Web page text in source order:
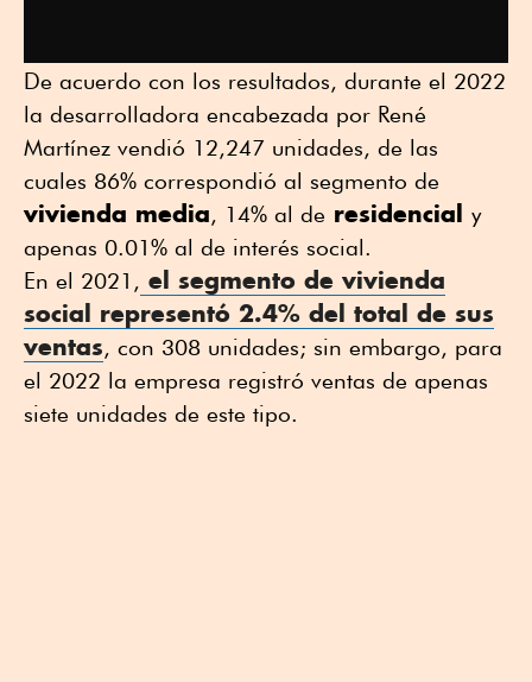
De acuerdo con los resultados, durante el 2022
la desarrolladora encabezada por René
Martínez vendió 12,247 unidades, de las
cuales 86% correspondió al segmento de
vivienda media, 14% al de residencial y
apenas 0.01% al de interés social.
En el 2021, el segmento de vivienda
social representó 2.4% del total de sus
ventas, con 308 unidades; sin embargo, para
el 2022 la empresa registró ventas de apenas
siete unidades de este tipo.